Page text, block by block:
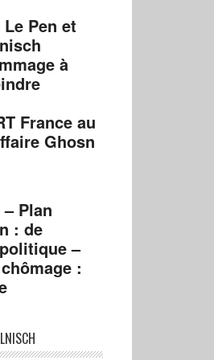
Pen et
à
France au
Ghosn
– Plan
: de
–
: